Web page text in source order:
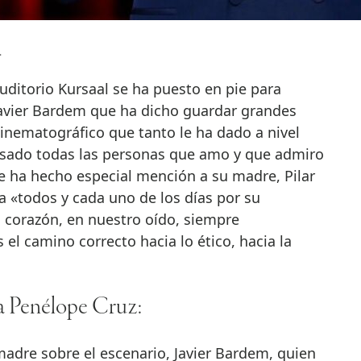
Kursaal se ha puesto en pie para
Bardem que ha dicho guardar grandes
que tanto le ha dado a nivel
todas las personas que amo y que admiro
ha hecho especial mención a su madre, Pilar
«todos y cada uno de los días por su
en nuestro oído, siempre
el camino correcto hacia lo ético, hacia la
Penélope Cruz:
sobre el escenario, Javier Bardem, quien